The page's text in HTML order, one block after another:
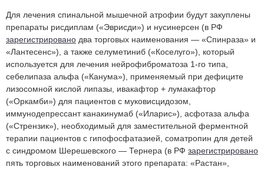
Для лечения спинальной мышечной атрофии будут закуплены
препараты рисдиплам («Эврисди») и нусинерсен (в РФ
зарегистрировано два торговых наименования — «Спинраза» и
«Лантесенс»), а также селуметиниб («Коселуго»), который
используется для лечения нейрофиброматоза 1-го типа,
себелипаза альфа («Канума»), применяемый при дефиците
лизосомной кислой липазы, ивакафтор + лумакафтор
(«Оркамби») для пациентов с муковисцидозом,
иммунодепрессант канакинумаб («Иларис»), асфотаза альфа
(«Стрензик»), необходимый для заместительной ферментной
терапии пациентов с гипофосфатазией, соматропин для детей
с синдромом Шерешевского — Тернера (в РФ зарегистрировано
пять торговых наименований этого препарата: «Растан»,